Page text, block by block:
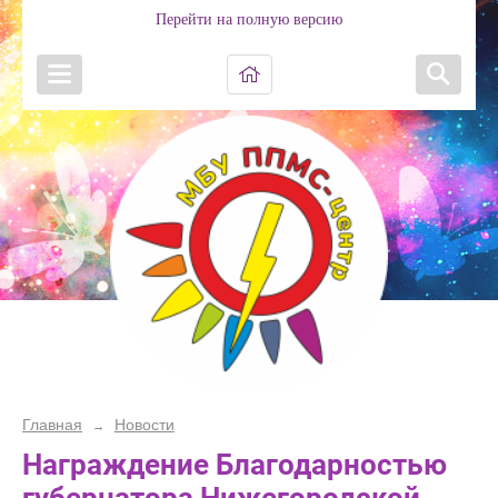
Перейти на полную версию
Главная → Новости
Награждение Благодарностью